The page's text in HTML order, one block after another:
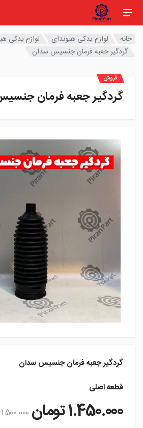
خانه لوازم یدکی هیوندای
لوازم یدکی
گردگیر جعبه فرمان جنسیس سدان
گردگیر جعبه فرمان
گردگیر جعبه فرمان جنسیس سدان
قطعه اصلی
فروش
1.450.000تومان 1.500.000